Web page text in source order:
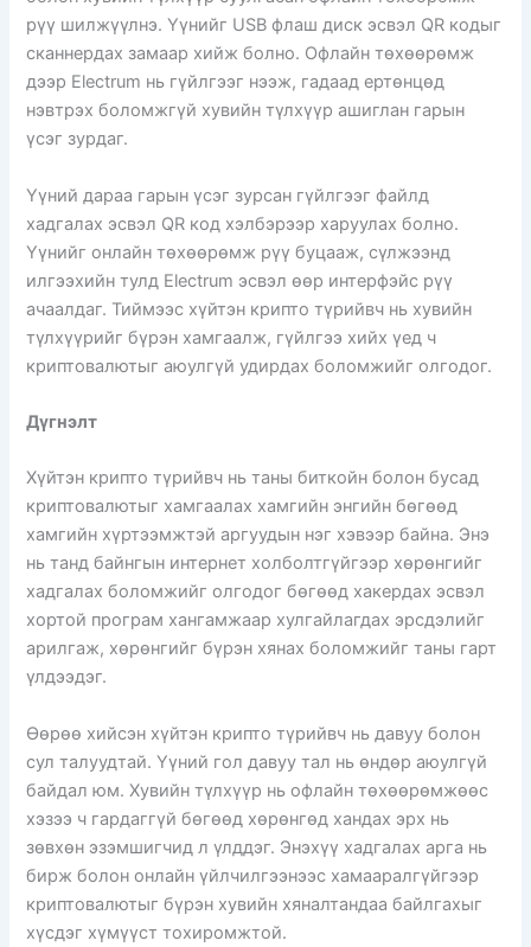
рүү шилжүүлнэ. Үүнийг USB флаш диск эсвэл QR кодыг
сканнердах замаар хийж болно. Офлайн төхөөрөмж
дээр Electrum нь гүйлгээг нээж, гадаад ертөнцөд
нэвтрэх боломжгүй хувийн түлхүүр ашиглан гарын
үсэг зурдаг.
Үүний дараа гарын үсэг зурсан гүйлгээг файлд
хадгалах эсвэл QR код хэлбэрээр харуулах болно.
Үүнийг онлайн төхөөрөмж рүү буцааж, сүлжээнд
илгээхийн тулд Electrum эсвэл өөр интерфэйс рүү
ачаалдаг. Тиймээс хүйтэн крипто түрийвч нь хувийн
түлхүүрийг бүрэн хамгаалж, гүйлгээ хийх үед ч
криптовалютыг аюулгүй удирдах боломжийг олгодог.
Дүгнэлт
Хүйтэн крипто түрийвч нь таны биткойн болон бусад
криптовалютыг хамгаалах хамгийн энгийн бөгөөд
хамгийн хүртээмжтэй аргуудын нэг хэвээр байна. Энэ
нь танд байнгын интернет холболтгүйгээр хөрөнгийг
хадгалах боломжийг олгодог бөгөөд хакердах эсвэл
хортой програм хангамжаар хулгайлагдах эрсдэлийг
арилгаж, хөрөнгийг бүрэн хянах боломжийг таны гарт
үлдээдэг.
Өөрөө хийсэн хүйтэн крипто түрийвч нь давуу болон
сул талуудтай. Үүний гол давуу тал нь өндөр аюулгүй
байдал юм. Хувийн түлхүүр нь офлайн төхөөрөмжөөс
хэзээ ч гардаггүй бөгөөд хөрөнгөд хандах эрх нь
зөвхөн эзэмшигчид л үлддэг. Энэхүү хадгалах арга нь
бирж болон онлайн үйлчилгээнээс хамааралгүйгээр
криптовалютыг бүрэн хувийн хяналтандаа байлгахыг
хүсдэг хүмүүст тохиромжтой.